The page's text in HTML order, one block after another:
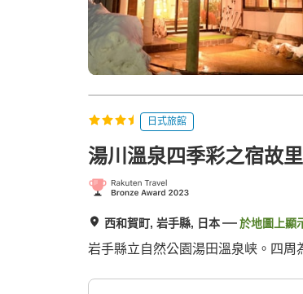
日式旅館
湯川溫泉四季彩之宿故里
西和賀町, 岩手縣, 日本 於地圖上顯
岩手縣立自然公園湯田溫泉峡。四周